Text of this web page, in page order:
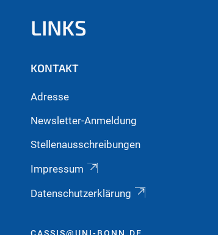
LINKS
KONTAKT
Adresse
Newsletter-Anmeldung
Stellenausschreibungen
Impressum
Datenschutzerklärung
CASSIS@UNI-BONN.DE